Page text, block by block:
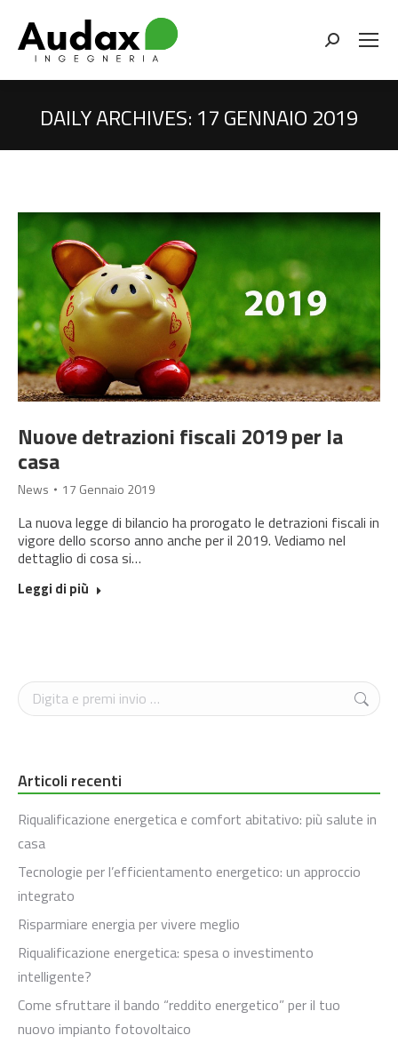
Cerca
DAILY ARCHIVES: 17 GENNAIO 2019
You are here:
Nuove detrazioni fiscali 2019 per la
casa
News 17 Gennaio 2019
La nuova legge di bilancio ha prorogato le detrazioni fiscali in
vigore dello scorso anno anche per il 2019. Vediamo nel
dettaglio di cosa si…
Leggi di più
Cerca
Articoli recenti
Riqualificazione energetica e comfort abitativo: più salute in
casa
Tecnologie per l’efficientamento energetico: un approccio
integrato
Risparmiare energia per vivere meglio
Riqualificazione energetica: spesa o investimento
intelligente?
Come sfruttare il bando “reddito energetico” per il tuo
nuovo impianto fotovoltaico